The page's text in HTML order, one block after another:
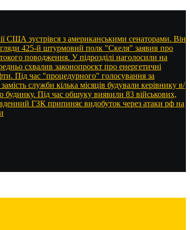
США зустрівся з американськими сенаторами. Він
425-й штурмовий полк "Скеля" заявив про
поводження. У підрозділі наголосили на
схвалив законопроєкт про енергетичні
Під час "процедурного" голосування за
служби кілька місяців будували керівнику в/
будинку. Під час обшуку виявили 83 військових,
ГЗК припиняє видобуток через атаки рф на